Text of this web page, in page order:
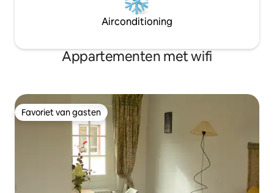
Airconditioning
Appartementen met wifi
Favoriet van gasten
Favoriet van gasten